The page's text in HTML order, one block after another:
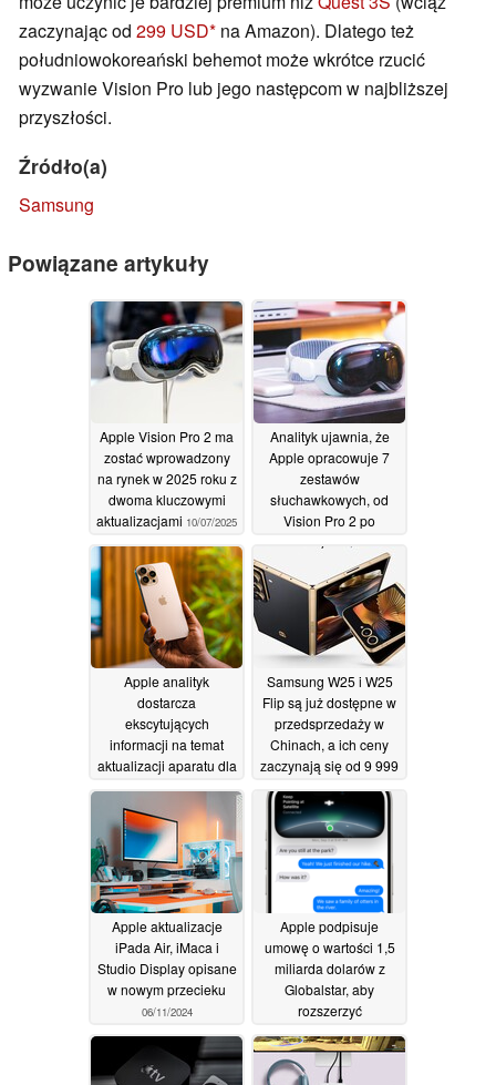
zaczynając od 299 USD na Amazon). Dlatego też
południowokoreański behemot może wkrótce rzucić
wyzwanie Vision Pro lub jego następcom w najbliższej
przyszłości.
Źródło(a)
Samsung
Powiązane artykuły
Apple Vision Pro 2 ma
zostać wprowadzony
na rynek w 2025 roku z
dwoma kluczowymi
aktualizacjami 10/07/2025
Analityk ujawnia, że
Apple opracowuje 7
zestawów
słuchawkowych, od
Vision Pro 2 po
alternatywę dla Google
01/07/2025
Apple analityk
dostarcza
ekscytujących
informacji na temat
aktualizacji aparatu dla
przyszłych iPhone'ów
Pro i Pro Max
08/11/2024
Samsung W25 i W25
Flip są już dostępne w
przedsprzedaży w
Chinach, a ich ceny
zaczynają się od 9 999
jenów (~1393
USD/1300 EUR)
06/11/2024
Apple aktualizacje
iPada Air, iMaca i
Studio Display opisane
w nowym przecieku
06/11/2024
Apple podpisuje
umowę o wartości 1,5
miliarda dolarów z
Globalstar, aby
rozszerzyć
komunikację
satelitarną poza usługi
ratunkowe06/11/2024